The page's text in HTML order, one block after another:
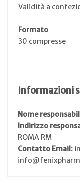
Validità a
Formato
30 compresse
Informazioni
Nome
Indirizzo
ROMA RM
Contatto Email: